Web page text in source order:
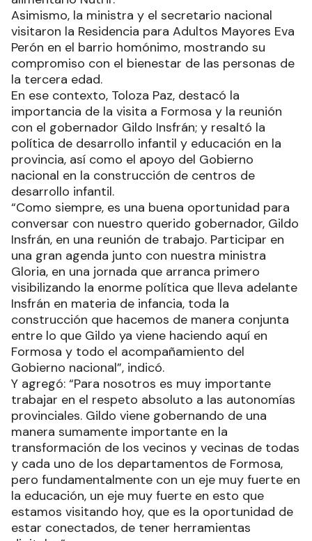
Asimismo, la ministra y el secretario nacional
visitaron la Residencia para Adultos Mayores Eva
Perón en el barrio homónimo, mostrando su
compromiso con el bienestar de las personas de
la tercera edad.
En ese contexto, Toloza Paz, destacó la
importancia de la visita a Formosa y la reunión
con el gobernador Gildo Insfrán; y resaltó la
política de desarrollo infantil y educación en la
provincia, así como el apoyo del Gobierno
nacional en la construcción de centros de
desarrollo infantil.
“Como siempre, es una buena oportunidad para
conversar con nuestro querido gobernador, Gildo
Insfrán, en una reunión de trabajo. Participar en
una gran agenda junto con nuestra ministra
Gloria, en una jornada que arranca primero
visibilizando la enorme política que lleva adelante
Insfrán en materia de infancia, toda la
construcción que hacemos de manera conjunta
entre lo que Gildo ya viene haciendo aquí en
Formosa y todo el acompañamiento del
Gobierno nacional”, indicó.
Y agregó: “Para nosotros es muy importante
trabajar en el respeto absoluto a las autonomías
provinciales. Gildo viene gobernando de una
manera sumamente importante en la
transformación de los vecinos y vecinas de todas
y cada uno de los departamentos de Formosa,
pero fundamentalmente con un eje muy fuerte en
la educación, un eje muy fuerte en esto que
estamos visitando hoy, que es la oportunidad de
estar conectados, de tener herramientas